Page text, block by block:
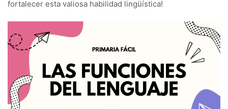
fortalecer esta valiosa habilidad lingüística!